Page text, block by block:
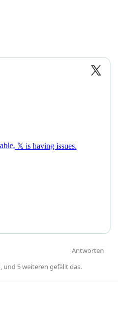
Antworten
, und 5weiteren gefällt das.